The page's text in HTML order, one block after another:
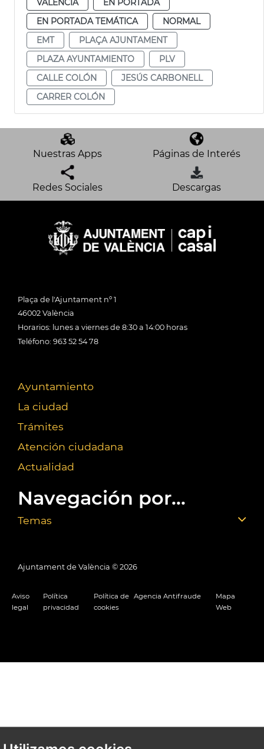
EN PORTADA TEMÁTICA
NORMAL
EMT
PLAÇA AJUNTAMENT
PLAZA AYUNTAMIENTO
PLV
CALLE COLÓN
JESÚS CARBONELL
CARRER COLÓN
Nuestras Apps Páginas de Interés
Redes Sociales Descargas
Plaça de l'Ajuntament nº 1
46002 València
Horarios: lunes a viernes de 8:30 a 14:00 horas
Teléfono: 963 52 54 78
Ayuntamiento
La ciudad
Trámites
Atención ciudadana
Actualidad
Navegación por...
Temas
Ajuntament de València © 2026
Aviso
legal
Política
privacidad
Política de
cookies
Agencia Antifraude
Mapa
Web